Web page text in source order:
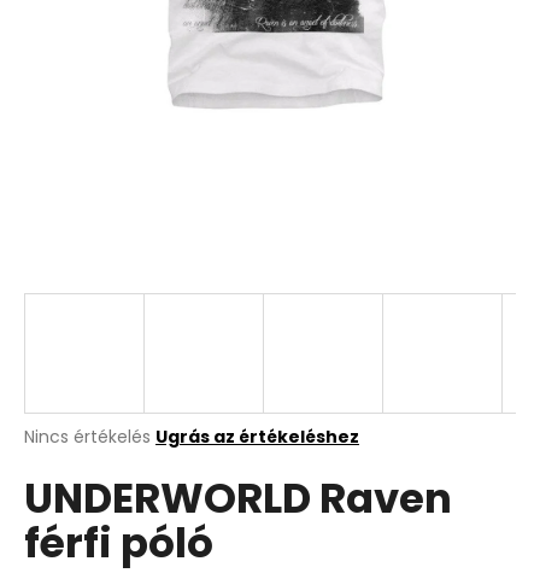
A
átlagos
értékelése
5-
ből
Nincs értékelés Ugrás az értékeléshez
UNDERWORLD Raven
férfi póló